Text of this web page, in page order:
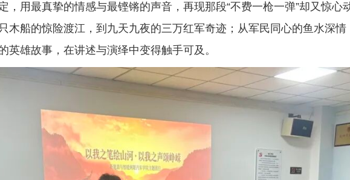
，用最真挚的情感与最铿锵的声音，再现那段“不费一枪一弹”却又惊心
木船的惊险渡江，到九天九夜的三万红军奇迹；从军民同心的鱼水深
雄故事，在讲述与演绎中变得触手可及。